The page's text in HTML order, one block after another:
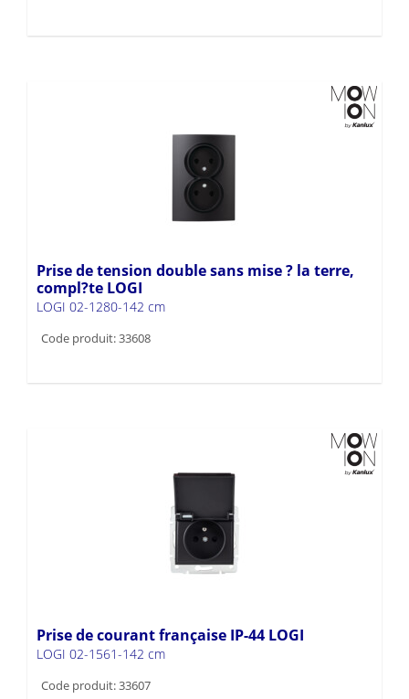
Prise de tension double sans mise ? la terre,
compl?te LOGI
LOGI 02-1280-142 cm
Code produit: 33608
Prise de courant française IP-44 LOGI
LOGI 02-1561-142 cm
Code produit: 33607